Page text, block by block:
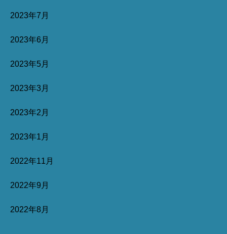
2023年7月
2023年6月
2023年5月
2023年3月
2023年2月
2023年1月
2022年11月
2022年9月
2022年8月